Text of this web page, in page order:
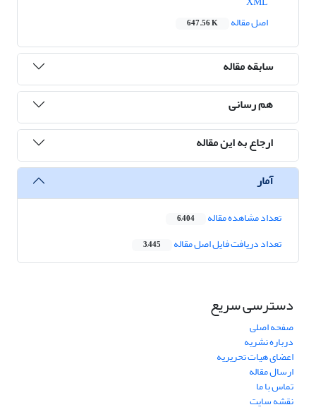
اصل مقاله
647.56 K
سابقه مقاله
هم رسانی
ارجاع به این مقاله
آمار
تعداد مشاهده مقاله 6,404
تعداد دریافت فایل اصل مقاله 3,445
دسترسی سریع
صفحه اصلی
درباره نشریه
اعضای هیات تحریریه
ارسال مقاله
تماس با ما
نقشه سایت